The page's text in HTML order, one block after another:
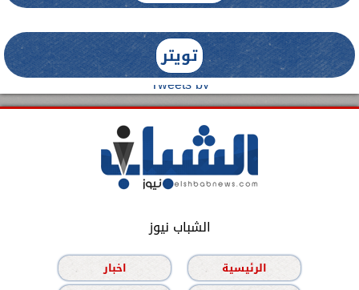
تويتر
Tweets by
الشباب نيوز
الرئيسية
اخبار